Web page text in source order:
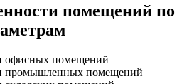
помещений по
офисных помещений
промышленных помещений